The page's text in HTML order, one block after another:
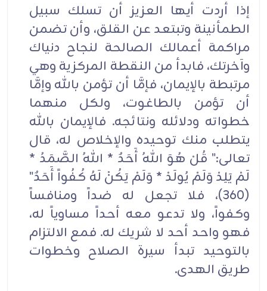
إذا أردت أيها العزيز أن تسلك سبيل
الطمأنينة وتبتعد عن القلق، وأن تضمن
مراكمة أعمالك الصالحة لنجاح دنياك
وآخرتك، فابدأ من النقطة المركزية وهي
مرتبطة بالإيمان، فإمَّا أن تؤمن بالله وإمَّا
أن تؤمن بالطاغوت، ولكل منهما
خطواته ودلائله ونتائجه. فالإيمان بالله
يتطلب منك توحيده والإخلاص له، قال
تعالى:" قُلْ هُوَ اللهُ أَحَدٌ * اللهُ الصَّمَدُ *
لَمْ يَلِدْ وَلَمْ يُولَدْ * وَلَمْ يَكُنْ لَهُ كُفُواً أَحَدٌ"
(360)، فلا تجعل له ضداً ومنافساً
وكفواً، ولا تدعو معه أحداً مساوياً له،
فهو واحد أحد لا شريك له. فمع الالتزام
بالتوحيد تبدأ سيرة الصلاح وخطوات
طريق الهدى.